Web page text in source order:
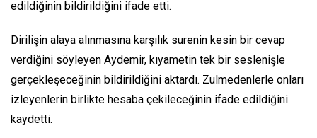
edildiğinin bildirildiğini ifade etti.
Dirilişin alaya alınmasına karşılık surenin kesin bir cevap
verdiğini söyleyen Aydemir, kıyametin tek bir seslenişle
gerçekleşeceğinin bildirildiğini aktardı. Zulmedenlerle onları
izleyenlerin birlikte hesaba çekileceğinin ifade edildiğini
kaydetti.